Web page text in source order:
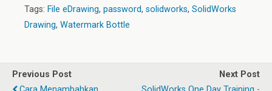
Tags: File eDrawing, password, solidworks, SolidWorks
Drawing, Watermark Bottle
Previous Post
Next Post